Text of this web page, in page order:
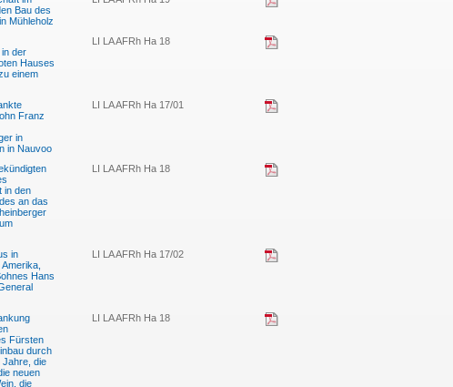
Bau des
Mühleholz
der
Hauses
einem
LI LA AFRh Ha 18
Franz
in
in Nauvoo
LI LA AFRh Ha 17/01
in den
an das
LI LA AFRh Ha 18
in
Hans
LI LA AFRh Ha 17/02
Fürsten
durch
Jahre, die
neuen
die
LI LA AFRh Ha 18